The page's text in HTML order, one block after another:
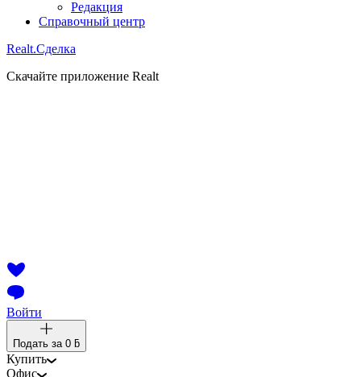
Редакция
Справочный центр
Realt.Сделка
Скачайте приложение Realt
Войти
Подать за 0 ƃ
Купить
Офис